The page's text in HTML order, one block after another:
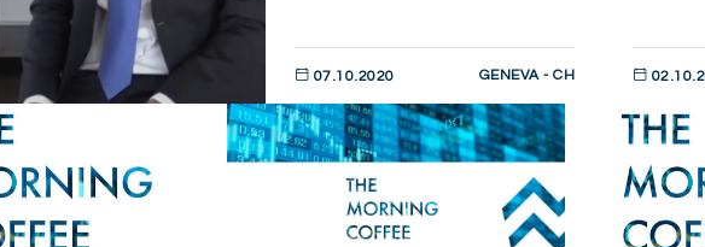
07.10.2020 GENEVA - CH
DESCUBRIR AHORA